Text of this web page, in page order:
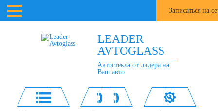
Записаться на
LEADER
AVTOGLASS
Автостекла от лидера на
Ваш авто